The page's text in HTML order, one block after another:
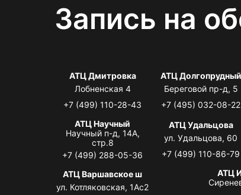
Запись на
АТЦ Дмитровка
Лобненская 4
+7 (499) 110-28-43
АТЦ Долгопрудный
Береговой пр-д, 5
+7 (495) 032-08-22
АТЦ Научный
Научный п-д, 14А,
стр.8
+7 (499) 288-05-36
АТЦ Удальцова
ул. Удальцова, 60
+7 (499) 110-86-79
АТЦ Варшавское ш
ул. Котляковская, 1Ас2
АТЦ